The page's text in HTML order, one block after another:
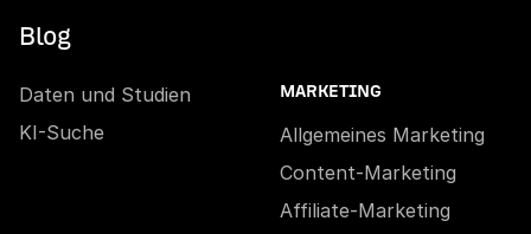
Blog
Daten und Studien
KI-Suche
MARKETING
Allgemeines Marketing
Content-Marketing
Affiliate-Marketing